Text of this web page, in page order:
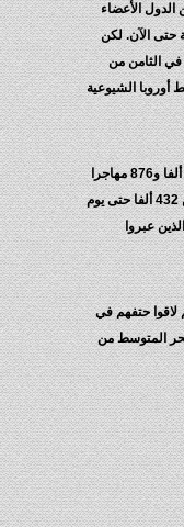
الدول الأعضاء
طواعية حتى الآن. لكن
في الثامن من
أوروبا الشيوعية
وقالت منظمة الهجرة الدولية إن نحو 464 ألفا و876 مهاجرا
عبروا البحر المتوسط هذا العام ارتفاعا من 432 ألفا حتى يوم
عبروا
أنهم لاقوا حتفهم في
المتوسط من